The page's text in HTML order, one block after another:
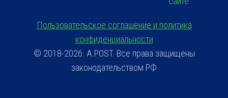
Пользовательское соглашение и политика
конфиденциальности
© 2018-2026. A.POST. Все права защищены
законодательством РФ